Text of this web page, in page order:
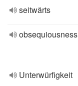
seitwärts
obsequiousness
Unterwürfigkeit